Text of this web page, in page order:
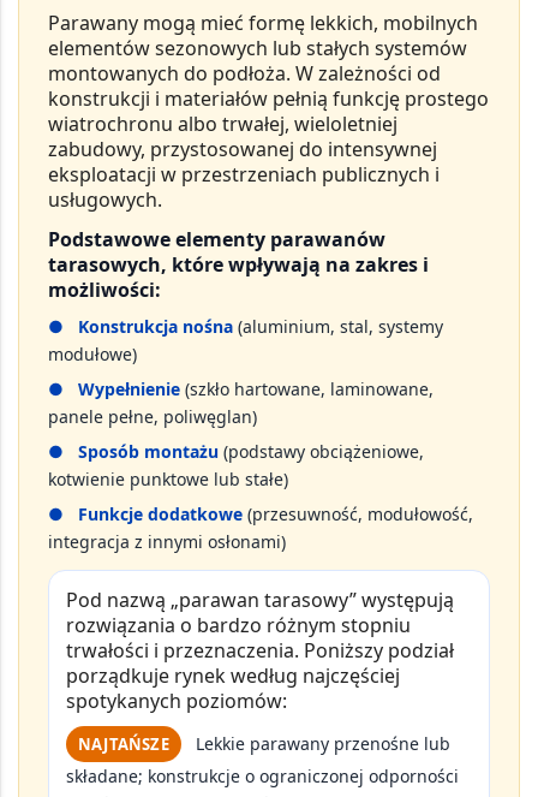
Parawany mogą mieć formę lekkich, mobilnych
elementów sezonowych lub stałych systemów
montowanych do podłoża. W zależności od
konstrukcji i materiałów pełnią funkcję prostego
wiatrochronu albo trwałej, wieloletniej
zabudowy, przystosowanej do intensywnej
eksploatacji w przestrzeniach publicznych i
usługowych.
Podstawowe elementy parawanów
tarasowych, które wpływają na zakres i
możliwości:
● Konstrukcja nośna (aluminium, stal, systemy
modułowe)
●
Wypełnienie (szkło hartowane, laminowane,
panele pełne, poliwęglan)
●
Sposób montażu (podstawy obciążeniowe,
kotwienie punktowe lub stałe)
●
Funkcje dodatkowe (przesuwność, modułowość,
integracja z innymi osłonami)
Pod nazwą „parawan tarasowy”występują
rozwiązania o bardzo różnym stopniu
trwałości i przeznaczenia. Poniższy podział
porządkuje rynek według najczęściej
spotykanych poziomów:
NAJTAŃSZE
Lekkie parawany przenośne lub
składane; konstrukcje o ograniczonej odporności